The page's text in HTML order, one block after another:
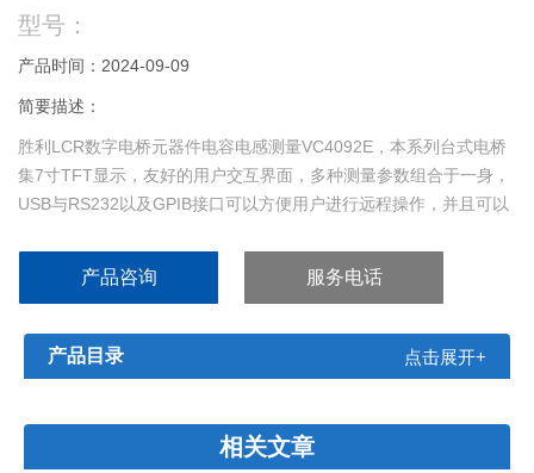
型号：
产品时间：2024-09-09
简要描述：
胜利LCR数字电桥元器件电容电感测量VC4092E，本系列台式电桥
集7寸TFT显示，友好的用户交互界面，多种测量参数组合于一身，
USB与RS232以及GPIB接口可以方便用户进行远程操作，并且可以
参数上，基本准确度达到0.01%.
产品咨询 服务电话
产品目录 点击展开+
相关文章